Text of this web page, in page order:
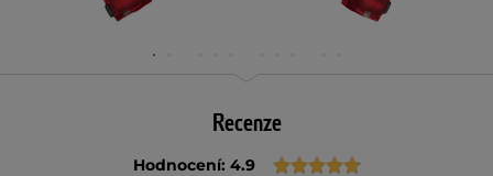
Recenze
Hodnocení: 4.9